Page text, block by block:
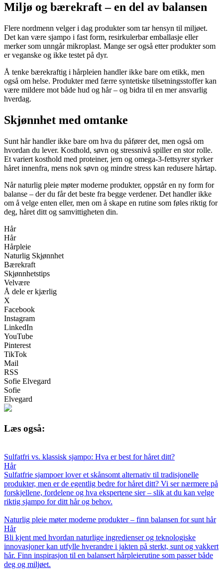
Miljø og bærekraft – en del av balansen
Flere nordmenn velger i dag produkter som tar hensyn til miljøet.
Det kan være sjampo i fast form, resirkulerbar emballasje eller
merker som unngår mikroplast. Mange ser også etter produkter som
er veganske og ikke testet på dyr.
Å tenke bærekraftig i hårpleien handler ikke bare om etikk, men
også om helse. Produkter med færre syntetiske tilsetningsstoffer kan
være mildere mot både hud og hår – og bidra til en mer ansvarlig
hverdag.
Skjønnhet med omtanke
Sunt hår handler ikke bare om hva du påfører det, men også om
hvordan du lever. Kosthold, søvn og stressnivå spiller en stor rolle.
Et variert kosthold med proteiner, jern og omega-3-fettsyrer styrker
håret innenfra, mens nok søvn og mindre stress kan redusere hårtap.
Når naturlig pleie møter moderne produkter, oppstår en ny form for
balanse – der du får det beste fra begge verdener. Det handler ikke
om å velge enten eller, men om å skape en rutine som føles riktig for
deg, håret ditt og samvittigheten din.
Hår
Hår
Hårpleie
Naturlig Skjønnhet
Bærekraft
Skjønnhetstips
Velvære
Å dele er kjærlig
X
Facebook
Instagram
LinkedIn
YouTube
Pinterest
TikTok
Mail
RSS
Sofie Elvegard
Sofie
Elvegard
Læs også:
Sulfatfri vs. klassisk sjampo: Hva er best for håret ditt?
Hår
Sulfatfrie sjampoer lover et skånsomt alternativ til tradisjonelle
produkter, men er de egentlig bedre for håret ditt? Vi ser nærmere på
forskjellene, fordelene og hva ekspertene sier – slik at du kan velge
riktig sjampo for ditt hår og behov.
Naturlig pleie møter moderne produkter – finn balansen for sunt hår
Hår
Bli kjent med hvordan naturlige ingredienser og teknologiske
innovasjoner kan utfylle hverandre i jakten på sterkt, sunt og vakkert
hår. Finn inspirasjon til en balansert hårpleierutine som passer både
deg og miljøet.